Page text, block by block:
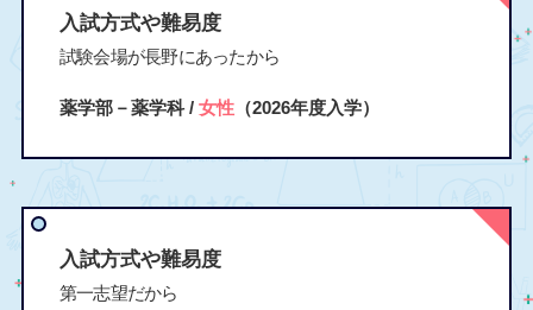
入試方式や難易度
試験会場が長野にあったから
薬学部－薬学科 / 女性（2026年度入学）
入試方式や難易度
第一志望だから